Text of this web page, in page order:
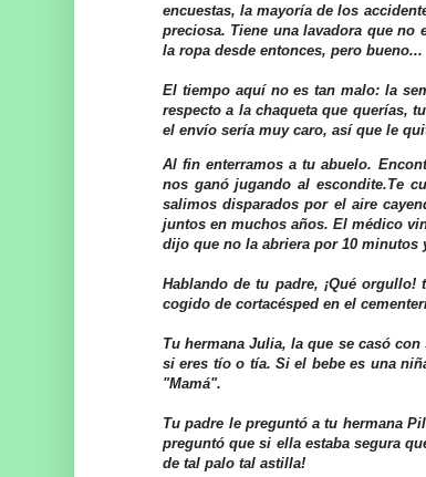
encuestas, la mayoría de los
preciosa. Tiene una lavadora que
la ropa desde entonces, pero bueno...
El tiempo aquí no es tan malo: la
respecto a la chaqueta que querías,
el envío sería muy caro, así que le
Al fin enterramos a tu abuelo.
nos ganó jugando al escondite.Te
salimos disparados por el aire
juntos en muchos años.El médico
dijo que no la abriera por 10
Hablando de tu padre, ¡Qué
cogido de cortacésped en el
Tu hermana Julia, la que se casó
si eres tío o tía. Si el bebe es una
"Mamá".
Tu padre le preguntó a tu hermana
preguntó que si ella estaba segura
de tal palo tal astilla!